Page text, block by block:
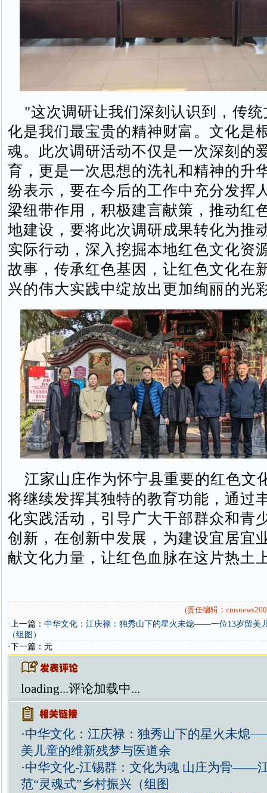
"这次调研让我们深刻认识到，传统
化是我们最宝贵的精神财富。文化是
魂。此次调研活动不仅是一次深刻的
育，更是一次思想的洗礼和精神的升
纷表示，要在今后的工作中充分发挥
梁纽带作用，积极建言献策，推动红
地建设，要将此次调研成果转化为推
实际行动，深入挖掘本地红色文化资
故事，传承红色基因，让红色文化在
兴的伟大实践中绽放出更加绚丽的光
江家山庄作为怀宁县重要的红色文
将继续发挥其独特的教育功能，通过
化实践活动，引导广大干部群众和青
创新，在创新中发展，为建设宜居宜
献文化力量，让红色血脉在这片热土
(责任编辑：
·上一篇： 中华文化：江庆禄：独秀山下的星火未熄——一位13岁留美
（组图）
·下一篇：无
loading...评论加载中...
·中华文化：江庆禄：独秀山下的星火未熄
美儿童的维新残梦与医道余
·中华文化-江锡群：文化为魂 山庄为骨——
范“灵魂式”乡村振兴（组图